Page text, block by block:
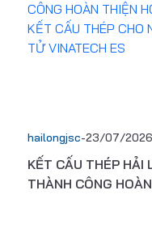
hailongjsc-23/07/2026
KẾT CẤU THÉP HẢI
THÀNH CÔNG